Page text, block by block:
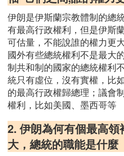
伊朗是伊斯蘭宗教體制的總
有最高行政權利，但是伊斯
可估量，不能說誰的權力更
國外有些總統權利不是最大
制共和制的國家的總統權利
統只有虛位，沒有實權，比
的最高行政權歸總理；議會
權利，比如美國、墨西哥等
2. 伊朗為何有個最高
大，總統的職能是什麼